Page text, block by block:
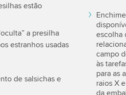
estão
a presilha
estranhos usadas
de salsichas e
escolha
campo
às
para as
raios X